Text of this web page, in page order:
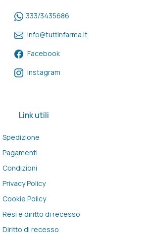
333/3435686
info@tuttinfarma.it
Facebook
Instagram
Link utili
Spedizione
Pagamenti
Condizioni
Privacy Policy
Cookie Policy
Resi e diritto di recesso
Diritto di recesso